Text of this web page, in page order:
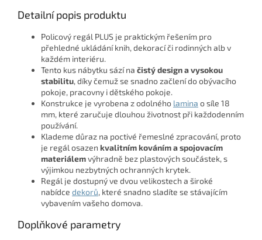
Detailní popis produktu
Policový regál PLUS je praktickým řešením pro
přehledné ukládání knih, dekorací či rodinných alb v
každém interiéru.
Tento kus nábytku sází na čistý design a vysokou
stabilitu, díky čemuž se snadno začlení do obývacího
pokoje, pracovny i dětského pokoje.
Konstrukce je vyrobena z odolného lamina o síle 18
mm, které zaručuje dlouhou životnost při každodenním
používání.
Klademe důraz na poctivé řemeslné zpracování, proto
je regál osazen kvalitním kováním a spojovacím
materiálemvýhradně bez plastových součástek, s
výjimkou nezbytných ochranných krytek.
Regál je dostupný ve dvou velikostech a široké
nabídce dekorů, které snadno sladíte se stávajícím
vybavením vašeho domova.
Doplňkové parametry